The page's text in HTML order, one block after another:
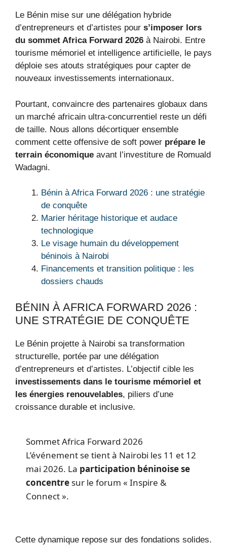
Le Bénin mise sur une délégation hybride
d’entrepreneurs et d’artistes pour s’imposer lors
du sommet Africa Forward 2026 à Nairobi. Entre
tourisme mémoriel et intelligence artificielle, le pays
déploie ses atouts stratégiques pour capter de
nouveaux investissements internationaux.
Pourtant, convaincre des partenaires globaux dans
un marché africain ultra-concurrentiel reste un défi
de taille. Nous allons décortiquer ensemble
comment cette offensive de soft power prépare le
terrain économique avant l’investiture de Romuald
Wadagni.
Bénin à Africa Forward 2026 : une stratégie
de conquête
Marier héritage historique et audace
technologique
Le visage humain du développement
béninois à Nairobi
Financements et transition politique : les
dossiers chauds
BÉNIN À AFRICA FORWARD 2026 :
UNE STRATÉGIE DE CONQUÊTE
Le Bénin projette à Nairobi sa transformation
structurelle, portée par une délégation
d’entrepreneurs et d’artistes. L’objectif cible les
investissements dans le tourisme mémoriel et
les énergies renouvelables, piliers d’une
croissance durable et inclusive.
Sommet Africa Forward 2026
L’événement se tient à Nairobi les 11 et 12
mai 2026. La participation béninoise se
concentre sur le forum « Inspire &
Connect ».
Cette dynamique repose sur des fondations solides.